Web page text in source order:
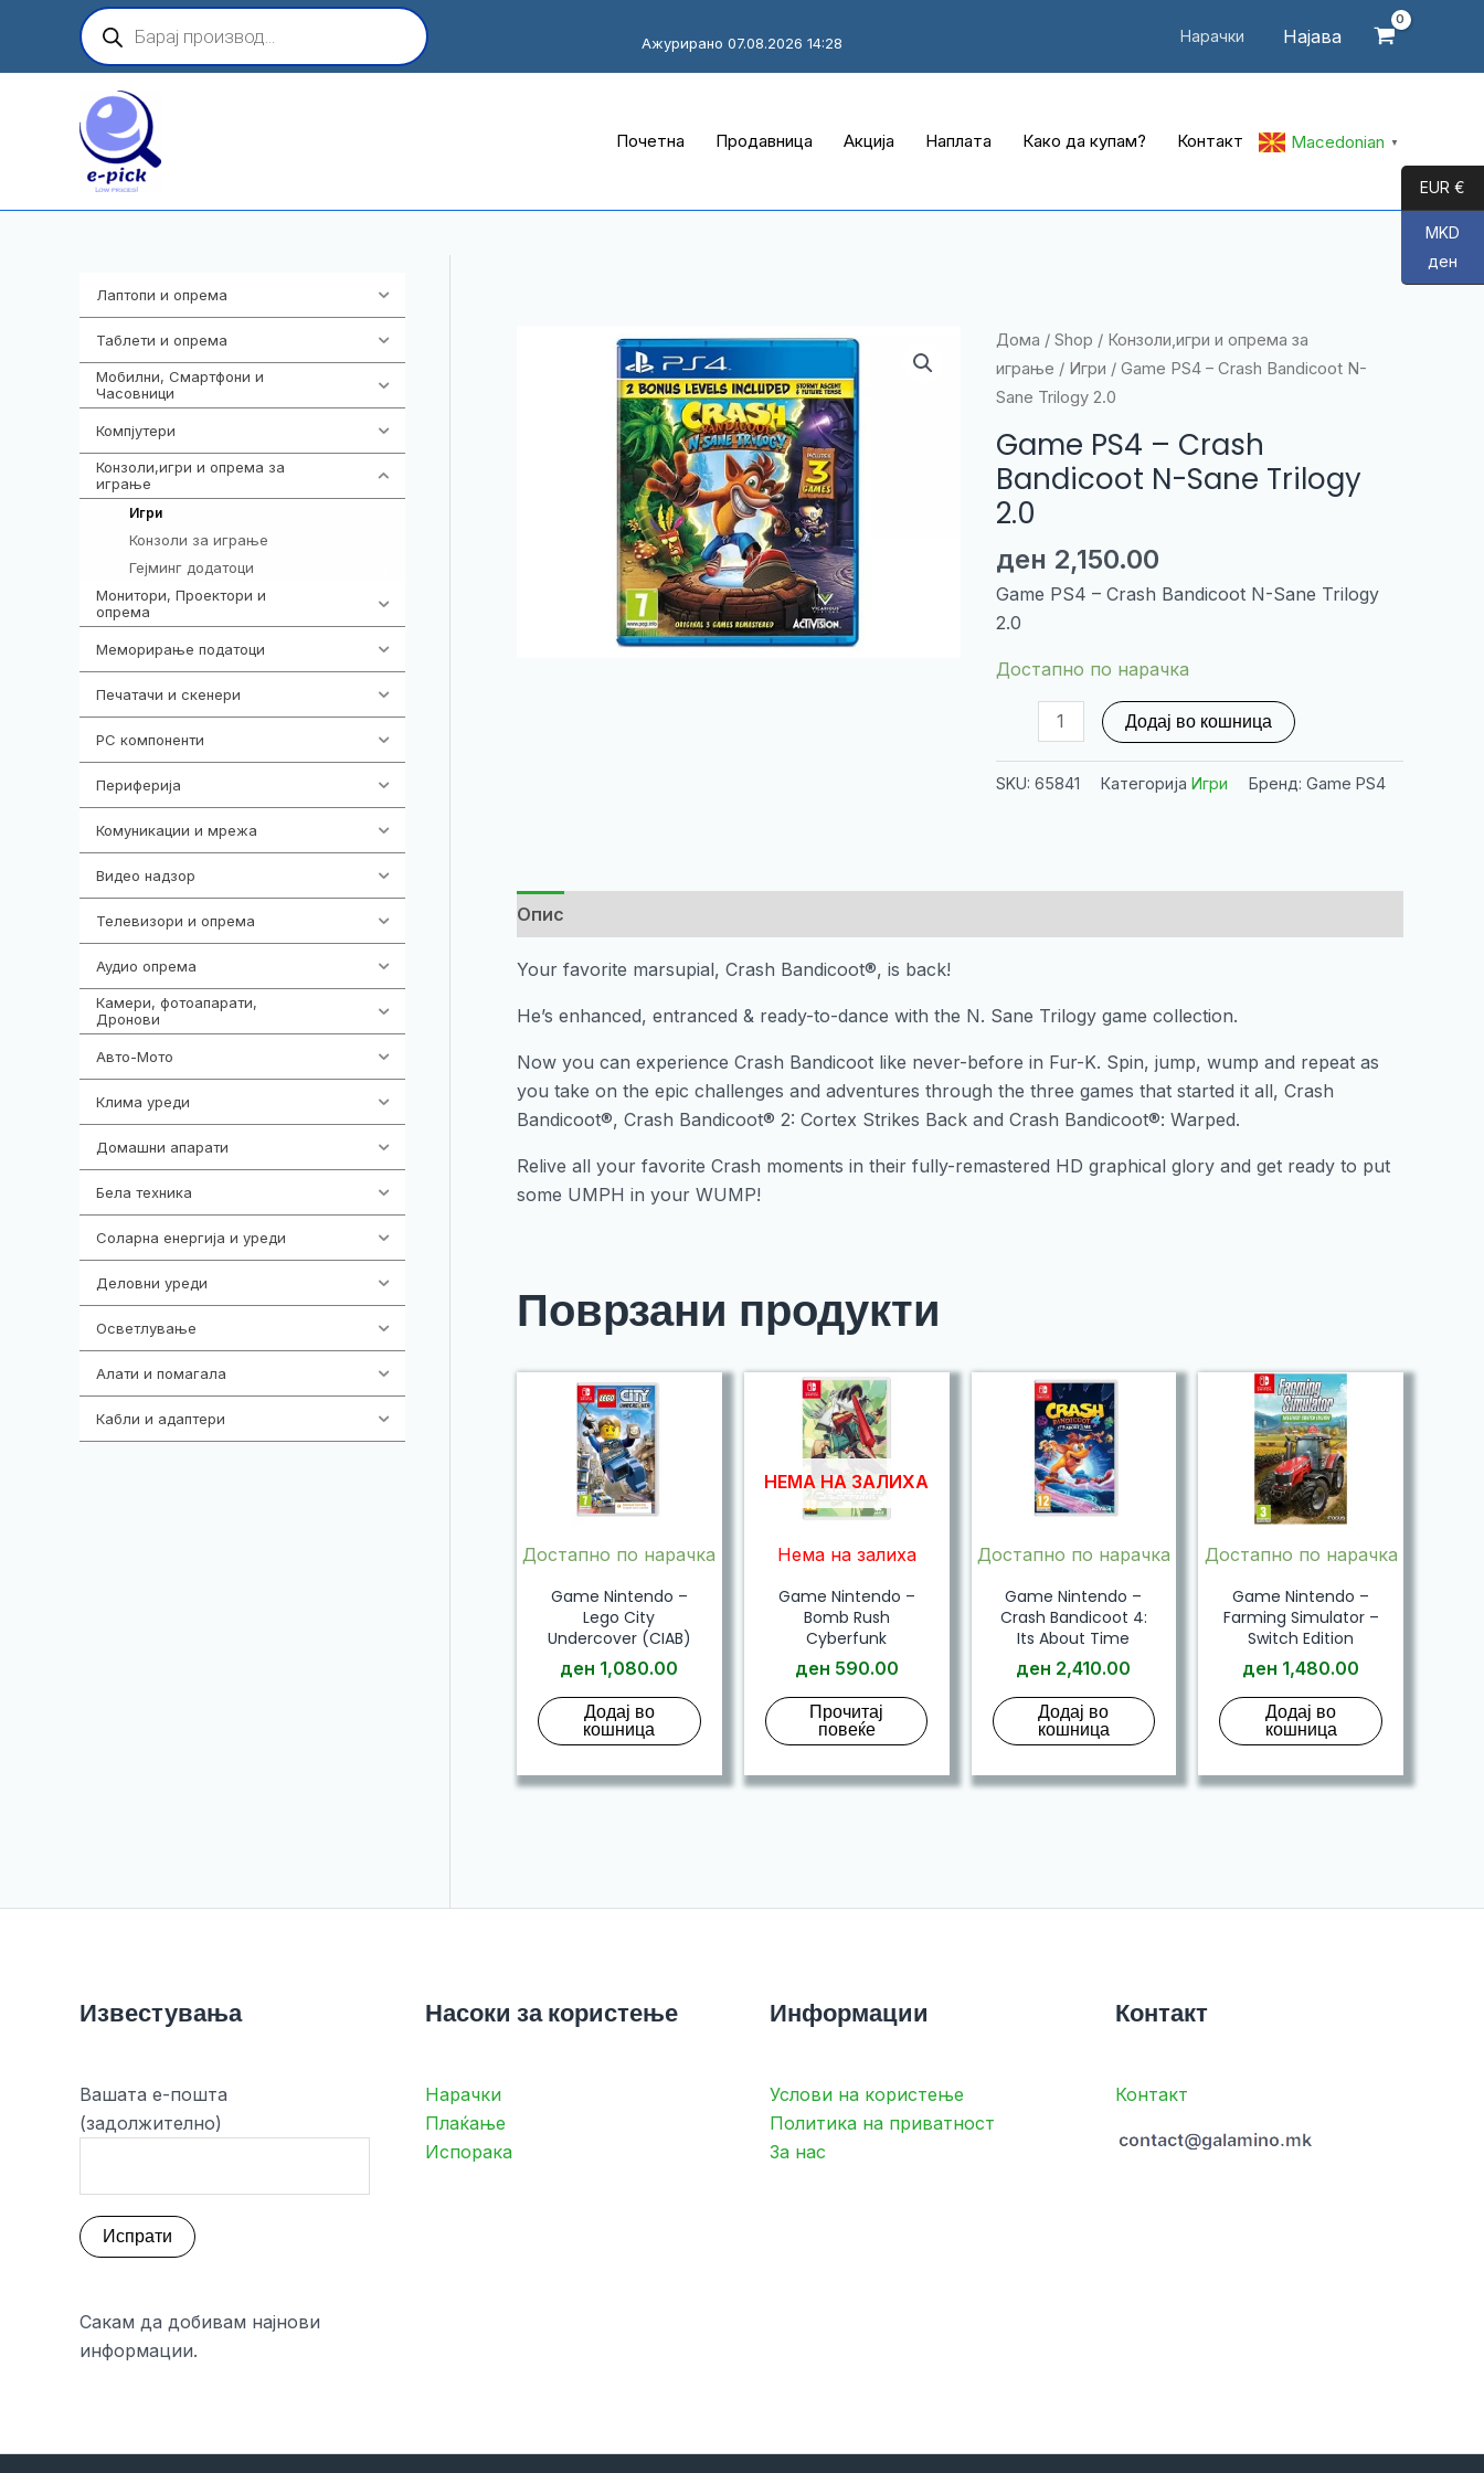
content
Products
search
Нарачки Најава
Ажурирано 07.08.2026 14:28
Почетна Продавница Акција Наплата Како да купам? Контакт Macedonian ▼
Лаптопи и опрема
Таблети и опрема
Мобилни, Смартфони и
Часовници
Компјутери
Конзоли,игри и опрема за
играње
Игри
Конзоли за играње
Гејминг додатоци
Монитори, Проектори и
опрема
Меморирање податоци
Печатачи и скенери
PC компоненти
Периферија
Комуникации и мрежа
Видео надзор
Телевизори и опрема
Аудио опрема
Камери, фотоапарати,
Дронови
Авто-Мото
Клима уреди
Домашни апарати
Бела техника
Соларна енергија и уреди
Деловни уреди
Осветлување
Алати и помагала
Кабли и адаптери
Дома / Shop / Конзоли,игри и опрема за
играње / Игри / Game PS4 – Crash Bandicoot N-
Sane Trilogy 2.0
Game PS4 – Crash
Bandicoot N-Sane Trilogy
2.0
ден 2,150.00
Game PS4 – Crash Bandicoot N-Sane Trilogy
2.0
Достапно по нарачка
Sane
2.0
Додај во кошница
SKU: 65841 Категорија Игри Бренд: Game PS4
Опис
Your favorite marsupial, Crash Bandicoot®, is back!
He’s enhanced, entranced & ready-to-dance with the N. Sane Trilogy game collection.
Now you can experience Crash Bandicoot like never-before in Fur-K. Spin, jump, wump and repeat as
you take on the epic challenges and adventures through the three games that started it all, Crash
Bandicoot®, Crash Bandicoot® 2: Cortex Strikes Back and Crash Bandicoot®: Warped.
Relive all your favorite Crash moments in their fully-remastered HD graphical glory and get ready to put
some UMPH in your WUMP!
Поврзани продукти
Достапно по нарачка
Game Nintendo –
Lego City
Undercover (CIAB)
ден 1,080.00
Додај во
кошница
НЕМА НА ЗАЛИХА
Нема на залиха
Game Nintendo –
Bomb Rush
Cyberfunk
ден 590.00
Прочитај
повеќе
Достапно по нарачка
Game Nintendo –
Crash Bandicoot 4:
Its About Time
ден 2,410.00
Додај во
кошница
Достапно по нарачка
Game Nintendo –
Farming Simulator –
Switch Edition
ден 1,480.00
Додај во
кошница
Известувања
Вашата е-пошта
(задолжително)
Сакам да добивам најнови
информации.
Насоки за користење
Нарачки
Плаќање
Испорака
Информации
Услови на користење
Политика на приватност
За нас
Контакт
Контакт
EUR €
MKD
ден